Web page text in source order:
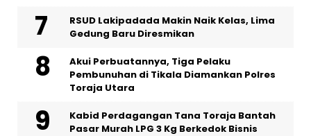
RSUD Lakipadada Makin Naik Kelas, Lima
Gedung Baru Diresmikan
Akui Perbuatannya, Tiga Pelaku
Pembunuhan di Tikala Diamankan Polres
Toraja Utara
Kabid Perdagangan Tana Toraja Bantah
Pasar Murah LPG 3 Kg Berkedok Bisnis